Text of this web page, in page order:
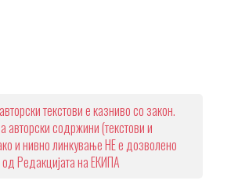
текстови е казниво со закон.
авторски содржини (текстови и
и нивно линкување НЕ е дозволено
Редакцијата на ЕКИПА